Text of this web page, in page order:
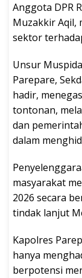
Anggota DPR
Muzakkir Aqil,
sektor
Unsur
Parepare,
hadir,
tontonan,
dan
dalam
masyarakat
2026 secara
tindak lanjut
Kapolres
hanya
berpotensi